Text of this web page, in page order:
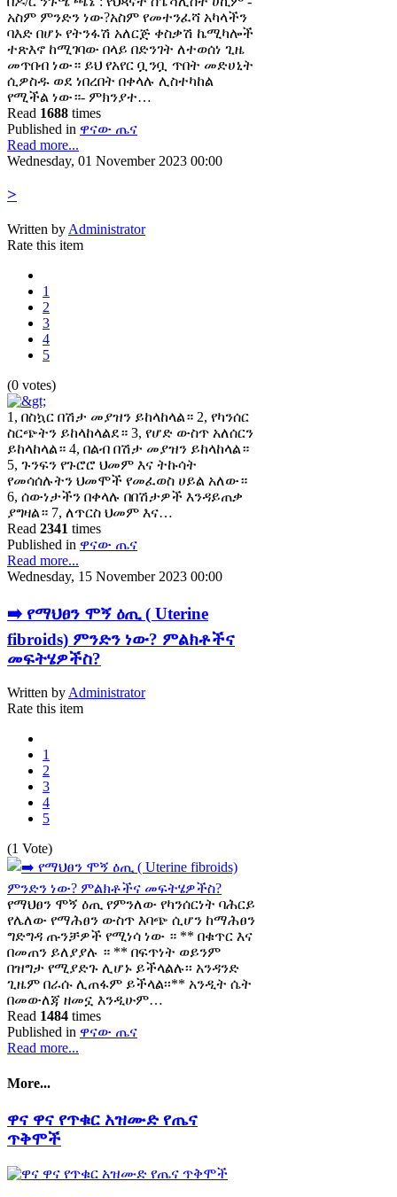
አስም ምንድን ነው?አስም የመተንፈሻ አካላችን
ባእድ በሆኑ የትንፋሽ አለርጅ ቀስቃሽ ኬሚካሎች
ተጽእኖ ከሚገባው በላይ በድንገት ለተወሰነ ጊዜ
መጥበብ ነው። ይህ የአየር ቧንቧ ጥበት መድሀኒት
ሲዎስዱ ወደ ነበረበት በቀላሉ ሊስተካከል
የሚችል ነው።- ምክንያተ…
Read 1688 times
Published in ዋናው ጤና
Read more...
Wednesday, 01 November 2023 00:00
>
Written by Administrator
Rate this item
1
2
3
4
5
(0 votes)
1, በስኳር በሽታ መያዝን ይከላከላል። 2, የካንሰር
ስርጭትን ይከላከላልደ። 3, የሆድ ውስጥ አለሰርን
ይከላከላል። 4, በልብ በሽታ መያዝን ይከላከላል።
5, ጉንፍን የጉሮሮ ህመም እና ትኩሳት
የመሳሰሉትን ህመሞች የመፈወስ ሀይል አለው።
6, ሰውነታችን በቀላሉ በበሽታዎች እንዳይጠቃ
ያግዛል። 7, ለጥርስ ህመም እና…
Read 2341 times
Published in ዋናው ጤና
Read more...
Wednesday, 15 November 2023 00:00
➡️ የማህፀን ሞኝ ዕጢ ( Uterine
fibroids) ምንድን ነው? ምልክቶችና
መፍትሄዎችስ?
Written byAdministrator
Rate this item
1
2
3
4
5
(1 Vote)
የማህፀን ሞኝ ዕጢ የምንለው የካንሰርነት ባሕርይ
የሌለው የማሕፀን ውስጥ እባጭ ሲሆን ከማሕፀን
ግድግዳ ጡንቻዎች የሚነሳ ነው ። ** በቁጥር እና
በመጠን ይለያያሉ ። ** በፍጥነት ወይንም
በዝግታ የሚያድጉ ሊሆኑ ይችላልሉ፡፡ አንዳንድ
ጊዜም በራሱ ሊጠፋም ይችላል፡፡** አንዲት ሴት
በመውለጃ ዘመኗ እንዲሁም…
Read 1484 times
Published in ዋናው ጤና
Read more...
More...
ዋና ዋና የጥቁር አዝሙድ የጤና
ጥቅሞች